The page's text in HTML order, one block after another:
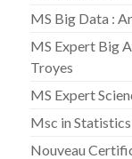
MS Big Data :
MS Expert Big
Troyes
MS Expert
Msc in
Nouveau